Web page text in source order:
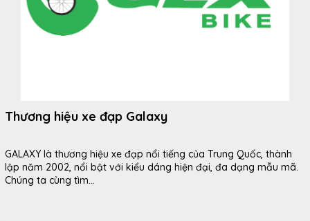
Thương hiệu xe đạp Galaxy
GALAXY là thương hiệu xe đạp nổi tiếng của Trung Quốc, thành
lập năm 2002, nổi bật với kiểu dáng hiện đại, đa dạng mẫu mã.
Chúng ta cùng tìm...